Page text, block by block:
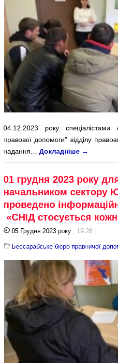
04.12.2023 року спеціалістами
правової допомоги” відділу
надання…Докладніше →
01 грудня 2023 року
начальником сектору
проведено
«СНІД стосується
05 Грудня 2023 року , 19:28 |
Бессарабське бюро правничої